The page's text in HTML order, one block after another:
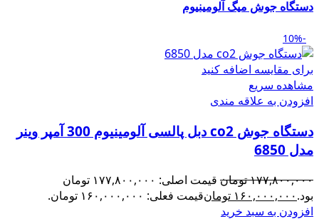
دستگاه جوش میگ آلومینیوم
-10%
برای مقایسه اضافه کنید
مشاهده سریع
افزودن به علاقه مندی
دستگاه جوش co2 دبل پالسی آلومینیوم 300 آمپر وینر
مدل 6850
۱۷۷,۸۰۰,۰۰۰تومان
قیمت اصلی: ۱۷۷,۸۰۰,۰۰۰ تومان
بود.۱۶۰,۰۰۰,۰۰۰ تومانقیمت فعلی: ۱۶۰,۰۰۰,۰۰۰ تومان.
افزودن به سبد خرید